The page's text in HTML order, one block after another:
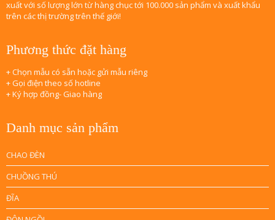
xuất với số lượng lớn từ hàng chục tới 100.000 sản phẩm và xuất khẩu
trên các thị trường trên thế giới!
Phương thức đặt hàng
+ Chọn mẫu có sẵn hoặc gửi mẫu riêng
+ Gọi điện theo số hotline
+ Ký hợp đồng- Giao hàng
Danh mục sản phẩm
CHAO ĐÈN
CHUỒNG THÚ
ĐĨA